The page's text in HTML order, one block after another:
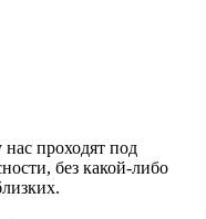
проходят под
без какой-либо